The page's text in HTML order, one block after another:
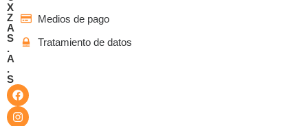
X
Z
A
S
.
A
.
S
Medios de pago
Tratamiento de datos